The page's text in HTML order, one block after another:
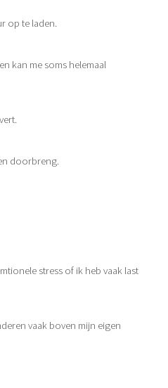
op te laden.
kan me soms helemaal
doorbreng.
stress of ik heb vaak last
vaak boven mijn eigen